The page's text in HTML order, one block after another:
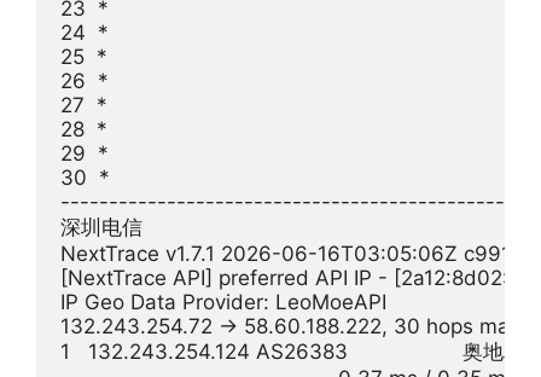
23  *
24  *
25  *
26  *
27  *
28  *
29  *
30  *
深圳电信
NextTrace v1.7.1 2026-06-16T03:05:06Z
[NextTrace API] preferred API IP -
IP Geo Data Provider: LeoMoeAPI
132.243.254.72 -> 58.60.188.222, 30 hops max,
1   132.243.254.124 AS26383                   奥地利